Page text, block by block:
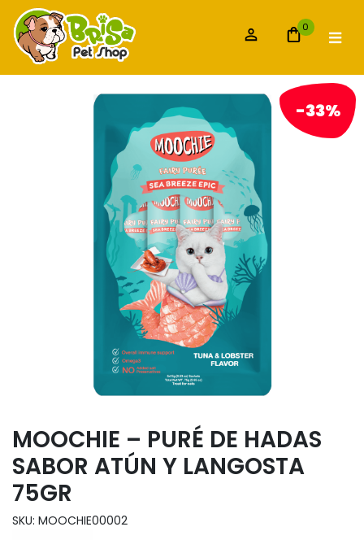
0
-33%
MOOCHIE – PURÉ DE HADAS
SABOR ATÚN Y LANGOSTA
75GR
SKU: MOOCHIE00002